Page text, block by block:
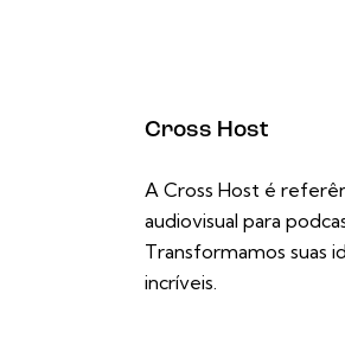
Cross Host
A Cross Host é
audiovisual para
Transformamos suas
incríveis.